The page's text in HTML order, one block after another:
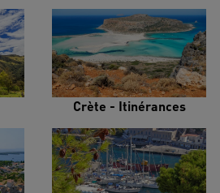
Crète - Itinérances